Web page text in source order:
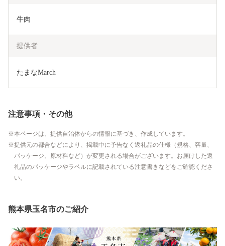
牛肉
提供者
たまなMarch
注意事項・その他
本ページは、提供自治体からの情報に基づき、作成しています。
提供元の都合などにより、掲載中に予告なく返礼品の仕様（規格、容量、
パッケージ、原材料など）が変更される場合がございます。お届けした返
礼品のパッケージやラベルに記載されている注意書きなどをご確認くださ
い。
熊本県玉名市のご紹介